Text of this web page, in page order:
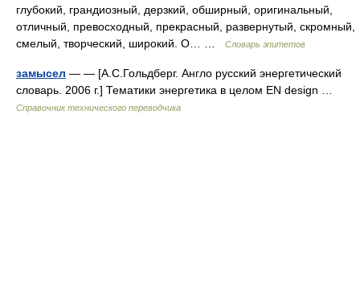
глубокий, грандиозный, дерзкий, обширный, оригинальный,
отличный, превосходный, прекрасный, развернутый, скромный,
смелый, творческий, широкий. О… …
Словарь эпитетов
замысел — — [А.С.Гольдберг. Англо русский энергетический
словарь. 2006 г.] Тематики энергетика в целом EN design …
Справочник технического переводчика